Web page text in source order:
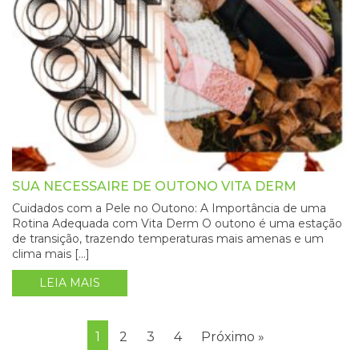
SUA NECESSAIRE DE OUTONO VITA DERM
Cuidados com a Pele no Outono: A Importância de uma
Rotina Adequada com Vita Derm O outono é uma estação
de transição, trazendo temperaturas mais amenas e um
clima mais […]
LEIA MAIS
1 2 3 4 Próximo »